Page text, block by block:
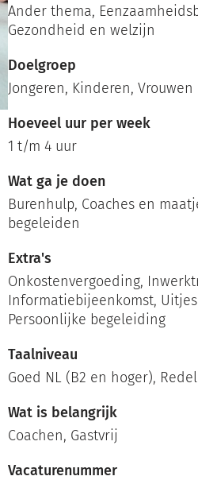
Ander thema,
Gezondheid en welzijn
Doelgroep
Jongeren, Kinderen, Vrouwen
Hoeveel uur per week
1 t/m 4 uur
Wat ga je doen
Burenhulp, Coaches en
begeleiden
Extra's
Onkostenvergoeding,
Informatiebijeenkomst,
Persoonlijke begeleiding
Taalniveau
Goed NL (B2 en hoger),
Wat is belangrijk
Coachen, Gastvrij
Vacaturenummer